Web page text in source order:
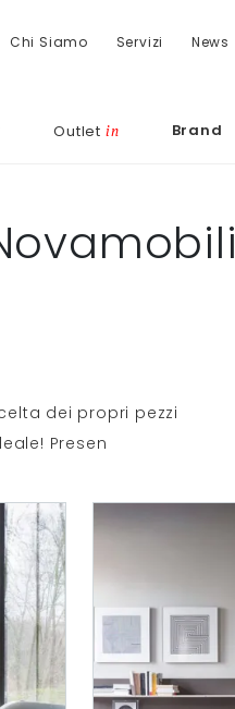
Chi Siamo Servizi News
Outlet in Brand
dei propri pezzi
Presen